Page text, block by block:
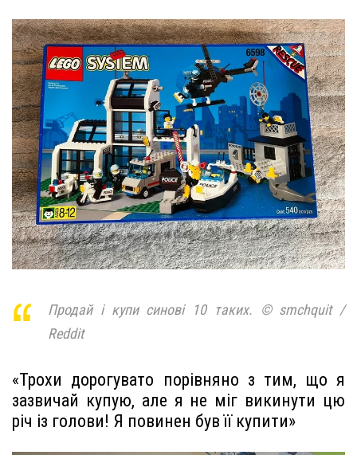
Продай і купи синові 10 таких. © smchquit /
Reddit
«Трохи дорогувато порівняно з тим, що я
зазвичай купую, але я не міг викинути цю
річ із голови! Я повинен був її купити»